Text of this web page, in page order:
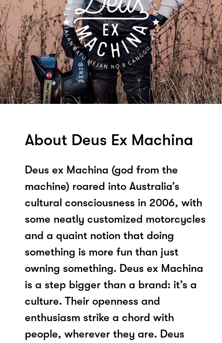
About Deus Ex Machina
Deus ex Machina (god from the
machine) roared into Australia’s
cultural consciousness in 2006, with
some neatly customized motorcycles
and a quaint notion that doing
something is more fun than just
owning something. Deus ex Machina
is a step bigger than a brand: it’s a
culture. Their openness and
enthusiasm strike a chord with
people, wherever they are. Deus